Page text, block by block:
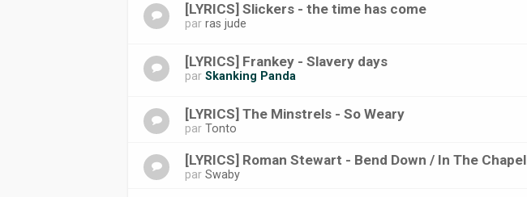
[LYRICS] Slickers - the time has come
parras jude
[LYRICS] Frankey - Slavery days
parSkanking Panda
[LYRICS] The Minstrels - So Weary
parTonto
[LYRICS] Roman Stewart - Bend Down / In The Chapel
parSwaby